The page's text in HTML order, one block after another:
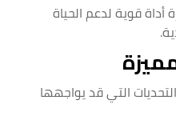
أداة قوية لدعم الحياة
التي قد يواجهها